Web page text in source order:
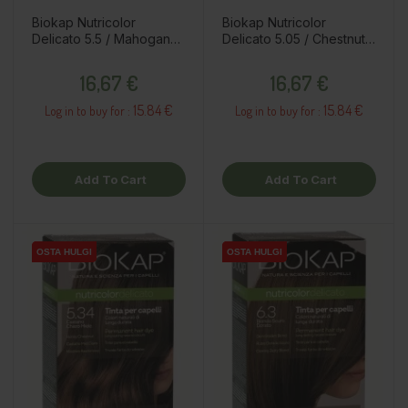
Biokap Nutricolor
Delicato 5.5 / Mahogany
16,67 €
Log in to buy for : 15.84 €
Add To Cart
Biokap Nutricolor
Delicato 5.05 / Chestnut
16,67 €
Log in to buy for : 15.84 €
Add To Cart
OSTA HULGI
OSTA HULGI
OSTA HULGI OSTA HULGI
OSTA HULGI
OSTA HULGI